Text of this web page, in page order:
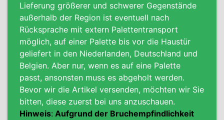
Lieferung größerer und schwerer Gegenstände
außerhalb der Region ist eventuell nach
Rücksprache mit extern Palettentransport
möglich, auf einer Palette bis vor die Haustür
geliefert in den Niederlanden, Deutschland und
Belgien. Aber nur, wenn es auf eine Palette
passt, ansonsten muss es abgeholt werden.
Bevor wir die Artikel versenden, möchten wir Sie
bitten, diese zuerst bei uns anzuschauen.
Hinweis: Aufgrund der Bruchempfindlichkeit